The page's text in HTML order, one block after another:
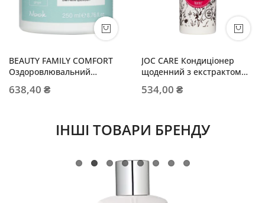
BEAUTY FAMILY COMFORT
Оздоровлювальний
волосся
638,40 ₴
JOC CARE Кондиціонер
щоденний з екстрактом
534,00 ₴
ІНШІ ТОВАРИ БРЕНДУ